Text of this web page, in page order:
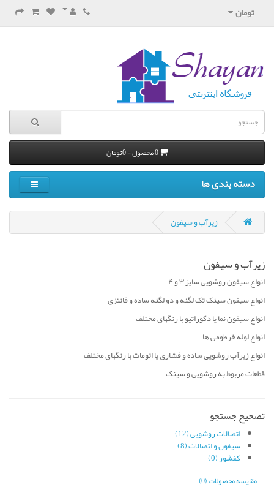
تومان
0 محصول - 0تومان
دسته بندی ها
زیرآب و سیفون
زیرآب و سیفون
انواع سیفون روشویی سایز ۳ و ۴
انواع سیفون سینک تک لگنه و دو لگنه ساده و فانتزی
انواع سیفون نما یا دکوراتیو با رنگهای مختلف
انواع لوله خرطومی ها
انواع زیرآب روشویی ساده و فشاری یا اتومات با رنگهای مختلف
قطعات مربوط به روشویی و سینک
تصحیح جستجو
اتصالات روشویی (12)
سیفون و اتصالات (8)
کفشور (0)
مقایسه محصولات (0)